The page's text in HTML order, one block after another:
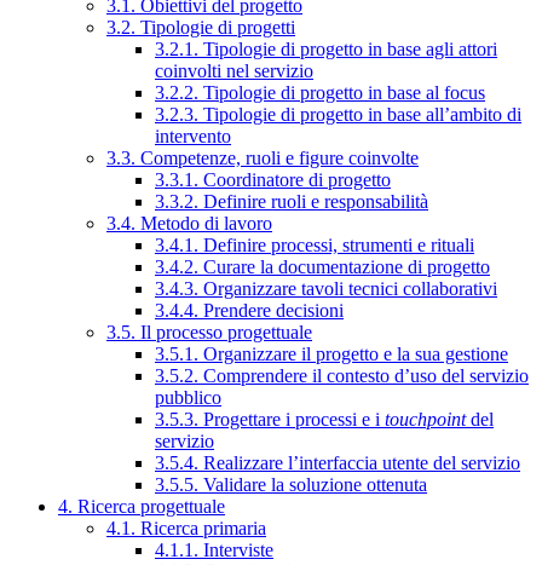
3.1. Obiettivi del progetto
3.2. Tipologie di progetti
3.2.1. Tipologie di progetto in base agli attori
coinvolti nel servizio
3.2.2. Tipologie di progetto in base al focus
3.2.3. Tipologie di progetto in base all’ambito di
intervento
3.3. Competenze, ruoli e figure coinvolte
3.3.1. Coordinatore di progetto
3.3.2. Definire ruoli e responsabilità
3.4. Metodo di lavoro
3.4.1. Definire processi, strumenti e rituali
3.4.2. Curare la documentazione di progetto
3.4.3. Organizzare tavoli tecnici collaborativi
3.4.4. Prendere decisioni
3.5. Il processo progettuale
3.5.1. Organizzare il progetto e la sua gestione
3.5.2. Comprendere il contesto d’uso del servizio
pubblico
3.5.3. Progettare i processi e i touchpointdel
servizio
3.5.4. Realizzare l’interfaccia utente del servizio
3.5.5. Validare la soluzione ottenuta
4. Ricerca progettuale
4.1. Ricerca primaria
4.1.1. Interviste